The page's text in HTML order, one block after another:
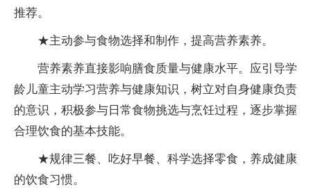
推荐。
★主动参与食物选择和制作，提高营养素养。
营养素养直接影响膳食质量与健康水平。应引导学
龄儿童主动学习营养与健康知识，树立对自身健康负责
的意识，积极参与日常食物挑选与烹饪过程，逐步掌握
合理饮食的基本技能。
★规律三餐、吃好早餐、科学选择零食，养成健康
的饮食习惯。